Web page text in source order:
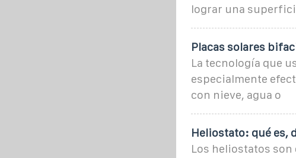
lograr una
Placas solares
La tecnología que
especialmente
con nieve, agua o
Heliostato: qué es,
Los heliostatos son